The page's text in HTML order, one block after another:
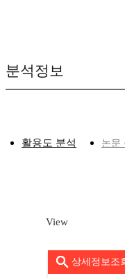
분석정보
활용도 분석 논문
View
상세정보조